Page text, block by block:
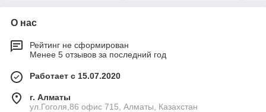
О нас
Рейтинг не сформирован
Менее 5 отзывов за последний год
Работает с 15.07.2020
г. Алматы
ул.Гоголя,86 офис 715, Алматы, Казахстан